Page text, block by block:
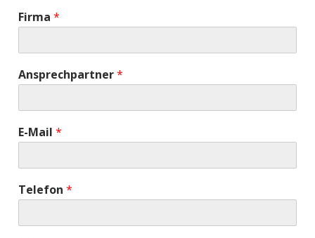
Firma *
Ansprechpartner*
E-Mail *
Telefon *